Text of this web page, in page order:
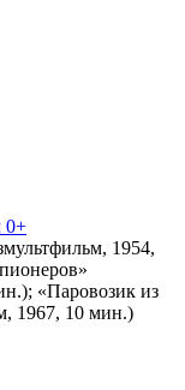
0+
1954,
«Паровозик из
1967, 10 мин.)